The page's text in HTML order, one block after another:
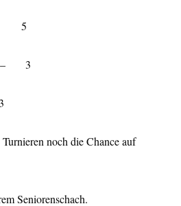
5
– 3
noch die Chance auf
Seniorenschach.